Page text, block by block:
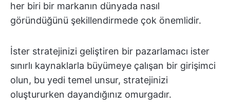
her biri bir markanın dünyada nasıl
göründüğünü şekillendirmede çok önemlidir.
İster stratejinizi geliştiren bir pazarlamacı ister
sınırlı kaynaklarla büyümeye çalışan bir girişimci
olun, bu yedi temel unsur, stratejinizi
oluştururken dayandığınız omurgadır.